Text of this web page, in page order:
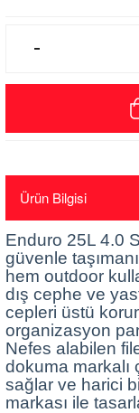
Ürün Bilgisi
Enduro 25L 4.0
güvenle
hem outdoor
dış cephe ve
cepleri üstü
organizasyon
Nefes alabilen
dokuma markalı
sağlar ve harici
markası ile